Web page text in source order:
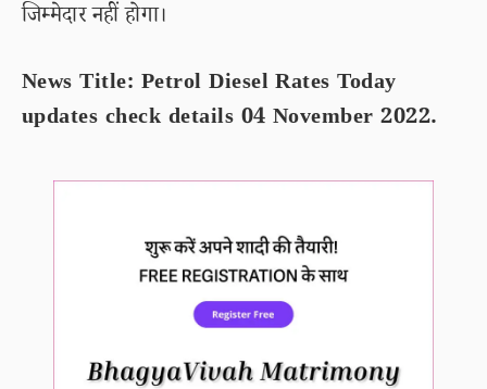
जिम्मेदार नहीं होगा।
News Title: Petrol Diesel Rates Today
updates check details 04 November 2022.